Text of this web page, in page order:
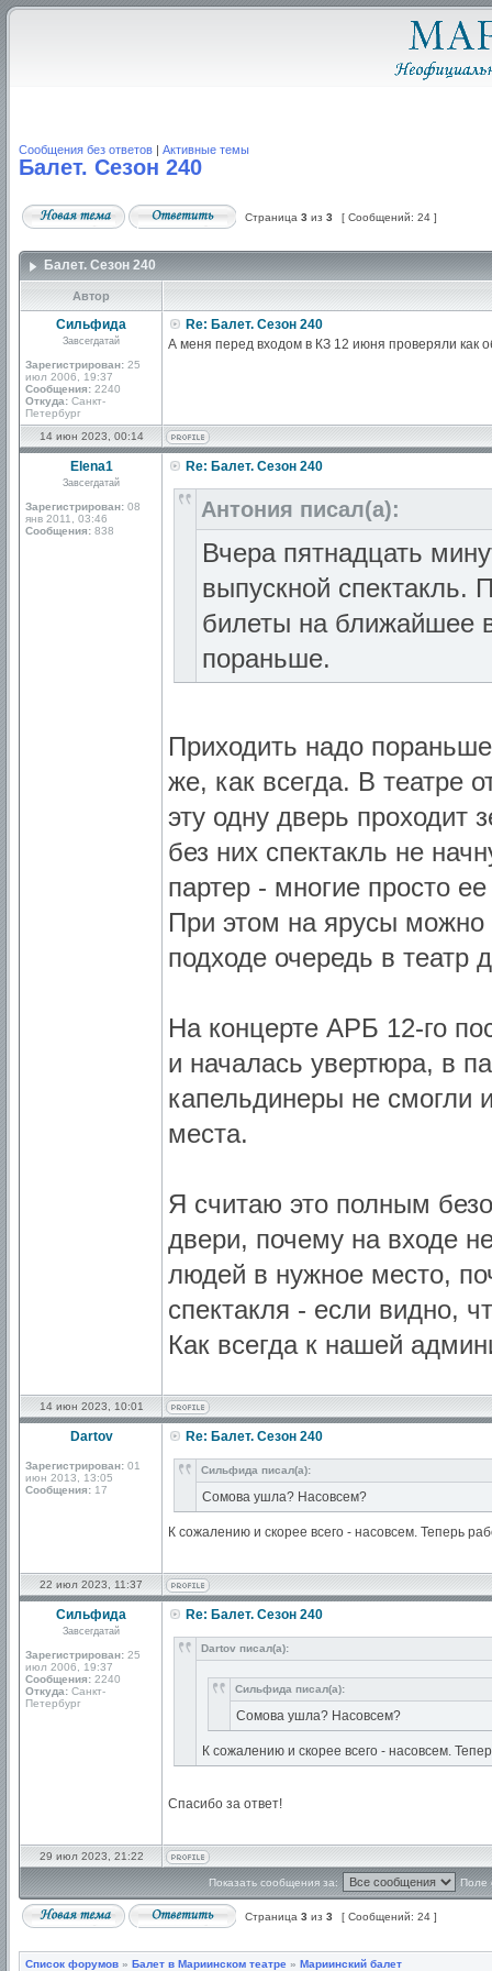
Сообщения без ответов | Активные темы
Балет. Сезон 240
Страница 3 из 3 [ Сообщений: 24 ]
Балет. Сезон 240
Автор
Сильфида
Завсегдатай
Зарегистрирован: 25
июл 2006, 19:37
Сообщения: 2240
Откуда: Санкт-
Петербург
Re: Балет. Сезон 240
А меня перед входом в КЗ 12 июня проверяли как
14 июн 2023, 00:14
Elena1
Завсегдатай
Зарегистрирован: 08
янв 2011, 03:46
Сообщения: 838
Re: Балет. Сезон 240
Антония писал(а):
Вчера пятнадцать
выпускной
билеты на ближайшее
пораньше.
Приходить надо
же, как всегда. В театре
эту одну дверь проходит
без них спектакль не
партер - многие просто
При этом на ярусы можно
подходе очередь в театр
На концерте АРБ 12-го
и началась увертюра, в
капельдинеры не смогли
места.
Я считаю это полным
двери, почему на входе
людей в нужное место,
спектакля - если видно,
Как всегда к нашей
14 июн 2023, 10:01
Dartov
Зарегистрирован: 01
июн 2013, 13:05
Сообщения: 17
Re: Балет. Сезон 240
Сильфида писал(а):
Сомова ушла? Насовсем?
К сожалению и скорее всего - насовсем. Теперь
22 июл 2023, 11:37
Сильфида
Завсегдатай
Зарегистрирован: 25
июл 2006, 19:37
Сообщения: 2240
Откуда: Санкт-
Петербург
Re: Балет. Сезон 240
Dartov писал(а):
Сильфида писал(а):
Сомова ушла? Насовсем?
К сожалению и скорее всего - насовсем.
Спасибо за ответ!
29 июл 2023, 21:22
Показать сообщения за: Поле
Страница 3 из 3 [ Сообщений: 24 ]
Список форумов » Балет в Мариинском театре » Мариинский балет